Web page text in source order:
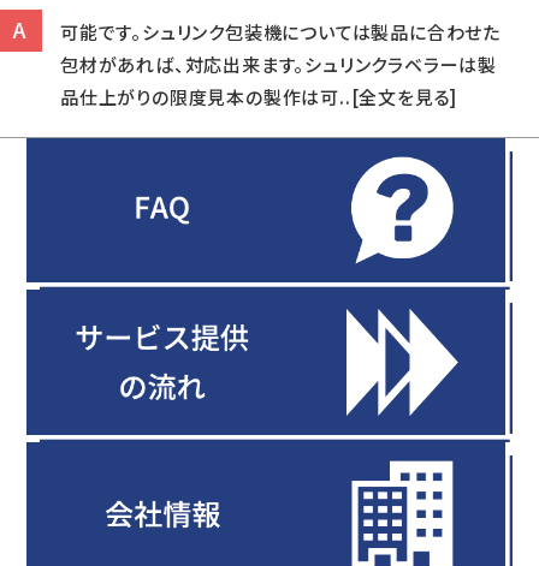
可能です。シュリンク包装機については製品に合わせた
包材があれば、対応出来ます。シュリンクラベラーは製
品仕上がりの限度見本の製作は可..[全文を見る]